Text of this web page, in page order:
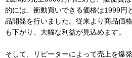
的には、衝動買いできる価格は1999円
品開発を行いました。従来より商品価
も下がり、大幅な利益が見込めます。
そして、リピーターによって売上を爆